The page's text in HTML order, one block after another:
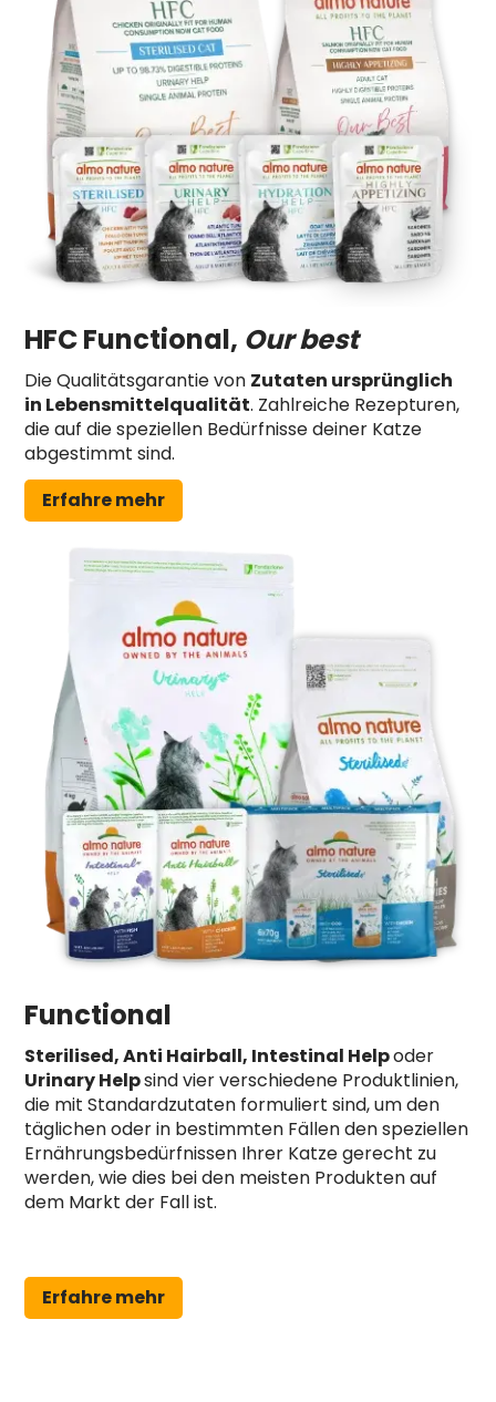
HFC Functional, Our best
Die Qualitätsgarantie von Zutaten ursprünglich
in Lebensmittelqualität. Zahlreiche Rezepturen,
die auf die speziellen Bedürfnisse deiner Katze
abgestimmt sind.
Erfahre mehr
Functional
Sterilised, Anti Hairball, Intestinal Helpoder
Urinary Helpsind vier verschiedene Produktlinien,
die mit Standardzutaten formuliert sind, um den
täglichen oder in bestimmten Fällen den speziellen
Ernährungsbedürfnissen Ihrer Katze gerecht zu
werden, wie dies bei den meisten Produkten auf
dem Markt der Fall ist.
Erfahre mehr